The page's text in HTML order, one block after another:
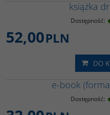
książka
Dostępność:
52,00PLN
DO
e-book
Dostępność: